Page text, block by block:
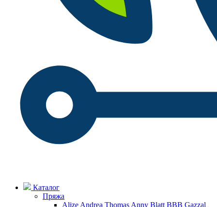
Каталог
Пряжа
Alize Andrea Thomas Anny Blatt BBB Gazzal